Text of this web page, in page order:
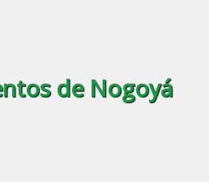
de Nogoyá